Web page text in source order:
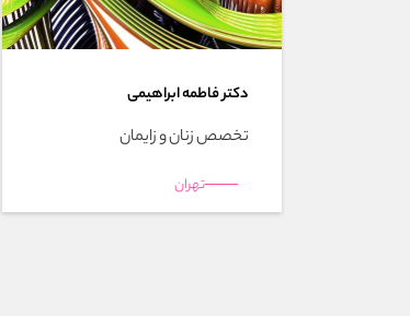
دکتر فاطمه ابراهیمی
تخصص زنان و زایمان
تهران